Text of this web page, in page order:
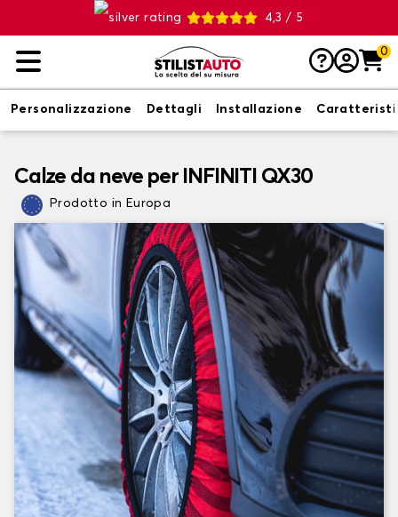
4,3 / 5
0
Personalizzazione Dettagli Installazione
Calze da neve per INFINITI QX30
Prodotto in Europa